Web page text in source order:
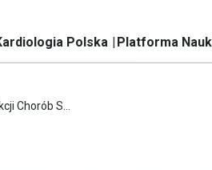
Polska Platforma
Chorób S...